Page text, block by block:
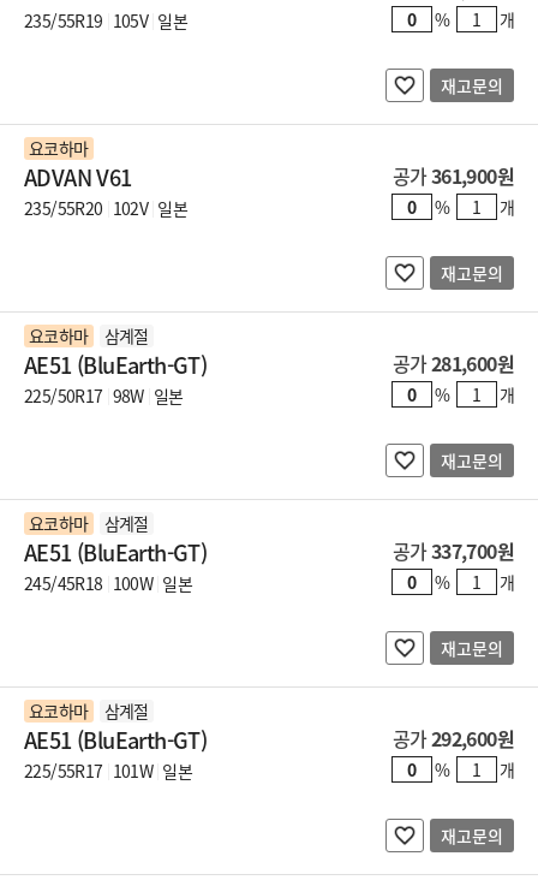
235/55R19 105V 일본 % 개
재고문의
요코하마
ADVAN V61
235/55R20 102V 일본
공가361,900원
% 개
재고문의
요코하마 삼계절
AE51 (BluEarth-GT)
225/50R17 98W 일본
공가281,600원
% 개
재고문의
요코하마 삼계절
AE51 (BluEarth-GT)
245/45R18 100W 일본
공가337,700원
% 개
재고문의
요코하마 삼계절
AE51 (BluEarth-GT)
225/55R17 101W 일본
공가292,600원
% 개
재고문의